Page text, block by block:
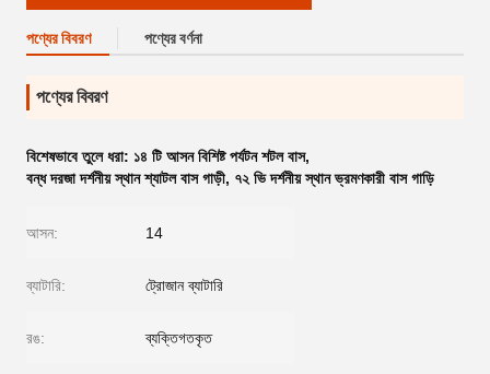
পণ্যের বিবরণ পণ্যের বর্ণনা
পণ্যের বিবরণ
বিশেষভাবে তুলে ধরা: ১৪ টি আসন বিশিষ্ট পর্যটন শটল বাস,
বন্ধ দরজা দর্শনীয় স্থান শ্যাটল বাস গাড়ী, ৭২ ভি দর্শনীয় স্থান ভ্রমণকারী বাস গাড়ি
আসন: 14
ব্যাটারি: ট্রোজান ব্যাটারি
রঙ: ব্যক্তিগতকৃত